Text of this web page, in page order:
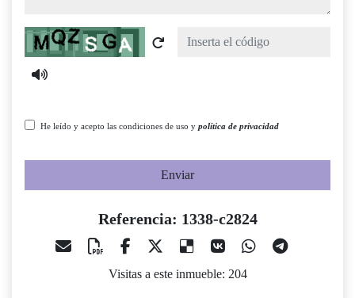
Captcha
He leído y acepto las condiciones de uso y política de privacidad
Enviar
Referencia: 1338-c2824
Visitas a este inmueble: 204